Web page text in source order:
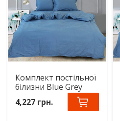
Комплект постільної
білизни Blue Grey
4,227 грн.